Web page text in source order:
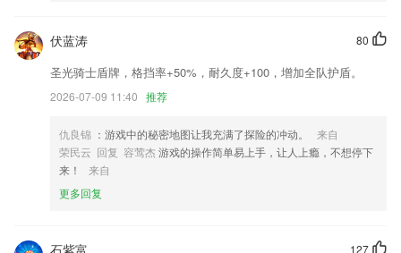
2.我要当老师教师？ 我爱教师，一起考教师
3.而且还有很多的题库内容实时更新，只需要打开手机就可以在线刷题。
4.通过分析历年消防工程师考试真题考点及题型规律，从而有针对性的进
5.针对教学清晰知识点
6.(初学)开始学着弹吉他, 但好多次都想要放弃了
欧宝线上平台更新了什么?
80
伏蓝涛
圣光骑士盾牌，格挡率+50%，耐久度+100，增加全队护盾。
2026-07-09 11:40 推荐
仇良锦 ：游戏中的秘密地图让我充满了探险的冲动。
来自
荣民云 回复 容莺杰游戏的操作简单易上手，让人上瘾，不想停下
来！
来自
更多回复
127
石紫富